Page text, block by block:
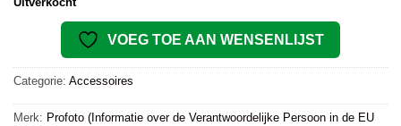
VOEG TOE AAN WENSENLIJST
Categorie: Accessoires
Merk: Profoto (Informatie over de Verantwoordelijke Persoon in de EU